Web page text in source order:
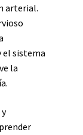
arterial.
el sistema
la